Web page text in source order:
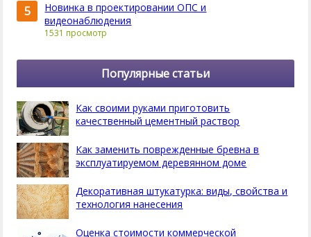
5
Новинка в проектировании ОПС и
видеонаблюдения
1531 просмотр
Популярные статьи
Как своими руками приготовить
качественный цементный раствор
Как заменить поврежденные бревна в
эксплуатируемом деревянном доме
Декоративная штукатурка: виды, свойства и
технология нанесения
Оценка стоимости коммерческой